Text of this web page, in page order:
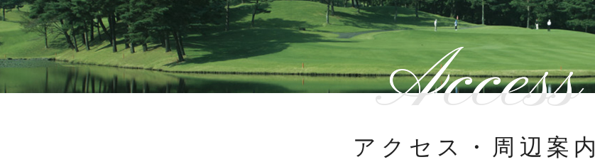
Access
アクセス・周辺案内